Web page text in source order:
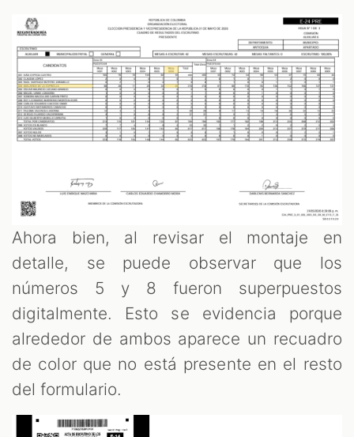
Ahora bien, al revisar el montaje en
detalle, se puede observar que los
números 5 y 8 fueron superpuestos
digitalmente. Esto se evidencia porque
alrededor de ambos aparece un recuadro
de color que no está presente en el resto
del formulario.